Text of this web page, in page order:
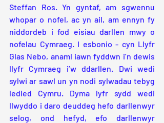
Steffan Ros. Yn gyntaf, am sgwennu
whopar o nofel, ac yn ail, am ennyn fy
niddordeb i fod eisiau darllen mwy o
nofelau Cymraeg. I esbonio - cyn Llyfr
Glas Nebo, anaml iawn fyddwn i’n dewis
llyfr Cymraeg i’w ddarllen. Dwi wedi
sylwi ar sawl un yn nodi sylwadau tebyg
ledled Cymru. Dyma lyfr sydd wedi
llwyddo i daro deuddeg hefo darllenwyr
selog, ond hefyd, efo darllenwyr